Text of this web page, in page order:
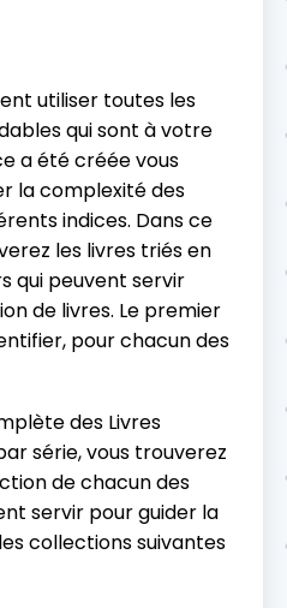
utiliser toutes les
qui sont à votre
a été créée vous
la complexité des
indices. Dans ce
les livres triés en
qui peuvent servir
de livres. Le premier
pour chacun des
des Livres
série, vous trouverez
de chacun des
servir pour guider la
collections suivantes